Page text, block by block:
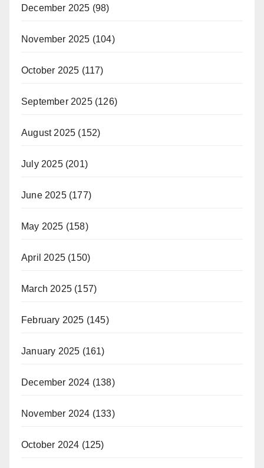
December 2025 (98)
November 2025 (104)
October 2025 (117)
September 2025(126)
August 2025 (152)
July 2025(201)
June 2025(177)
May 2025 (158)
April 2025 (150)
March 2025 (157)
February 2025 (145)
January 2025 (161)
December 2024 (138)
November 2024 (133)
October 2024 (125)